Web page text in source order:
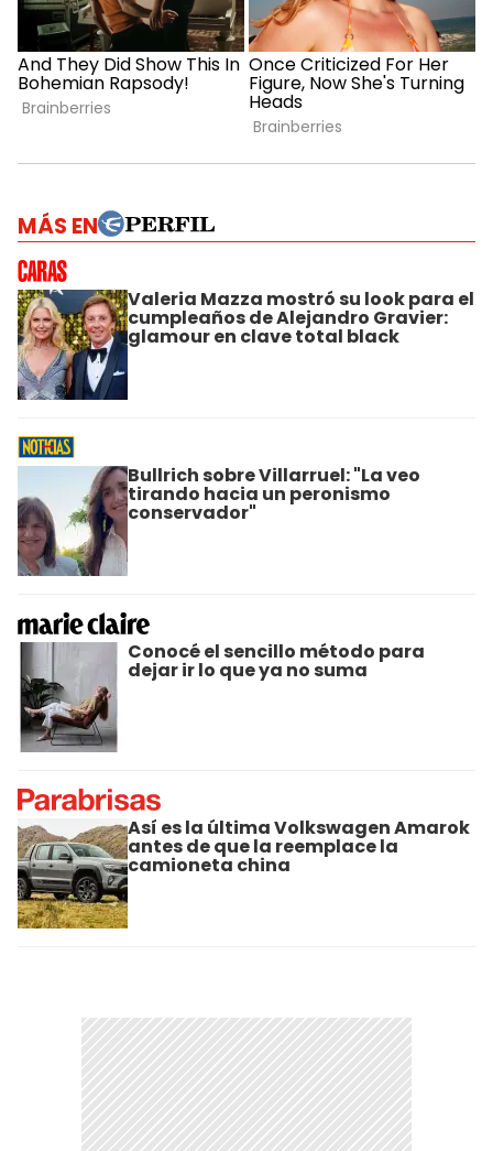
MÁS EN
Valeria Mazza mostró su look para el
cumpleaños de Alejandro Gravier:
glamour en clave total black
Bullrich sobre Villarruel: "La veo
tirando hacia un peronismo
conservador"
Conocé el sencillo método para
dejar ir lo que ya no suma
Así es la última Volkswagen Amarok
antes de que la reemplace la
camioneta china